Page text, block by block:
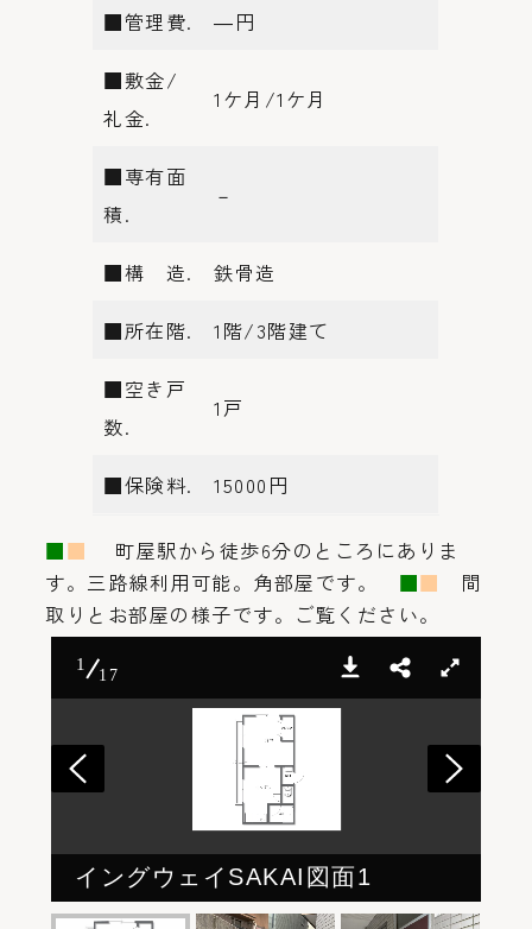
■管理費. ―円
■敷金/
礼金.
1ケ月/1ケ月
■専有面
積.
－
■構 造. 鉄骨造
■所在階. 1階/3階建て
■空き戸
数.
1戸
■保険料. 15000円
■■ 町屋駅から徒歩6分のところにありま
す。三路線利用可能。角部屋です。 ■■
間
取りとお部屋の様子です。ご覧ください。
1
17
イングウェイSAKAI図面1